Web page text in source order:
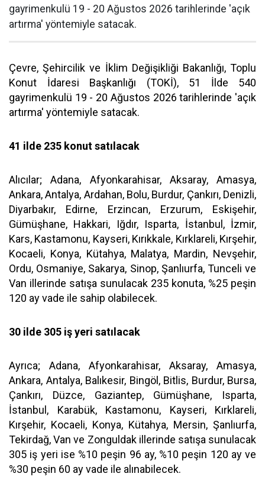
gayrimenkulü 19 - 20 Ağustos 2026 tarihlerinde 'açık
artırma' yöntemiyle satacak.
Çevre, Şehircilik ve İklim Değişikliği Bakanlığı, Toplu
Konut İdaresi Başkanlığı (TOKİ), 51 İlde 540
gayrimenkulü 19 - 20 Ağustos 2026 tarihlerinde 'açık
artırma' yöntemiyle satacak.
41 ilde 235 konut satılacak
Alıcılar; Adana, Afyonkarahisar, Aksaray, Amasya,
Ankara, Antalya, Ardahan, Bolu, Burdur, Çankırı, Denizli,
Diyarbakır, Edirne, Erzincan, Erzurum, Eskişehir,
Gümüşhane, Hakkari, Iğdır, Isparta, İstanbul, İzmir,
Kars, Kastamonu, Kayseri, Kırıkkale, Kırklareli, Kırşehir,
Kocaeli, Konya, Kütahya, Malatya, Mardin, Nevşehir,
Ordu, Osmaniye, Sakarya, Sinop, Şanlıurfa, Tunceli ve
Van illerinde satışa sunulacak 235 konuta, %25 peşin
120 ay vade ile sahip olabilecek.
30 ilde 305 iş yeri satılacak
Ayrıca; Adana, Afyonkarahisar, Aksaray, Amasya,
Ankara, Antalya, Balıkesir, Bingöl, Bitlis, Burdur, Bursa,
Çankırı, Düzce, Gaziantep, Gümüşhane, Isparta,
İstanbul, Karabük, Kastamonu, Kayseri, Kırklareli,
Kırşehir, Kocaeli, Konya, Kütahya, Mersin, Şanlıurfa,
Tekirdağ, Van ve Zonguldak illerinde satışa sunulacak
305 iş yeri ise %10 peşin 96 ay, %10 peşin 120 ay ve
%30 peşin 60 ay vade ile alınabilecek.